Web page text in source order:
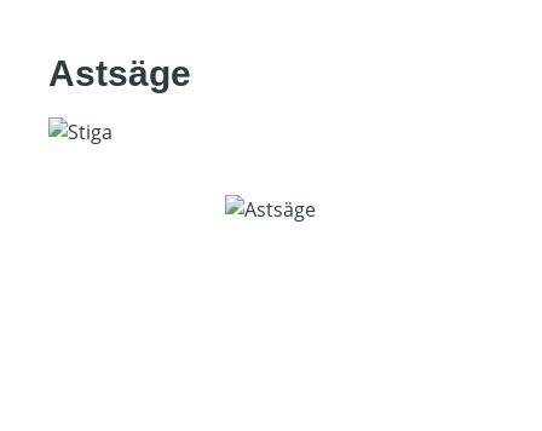
Astsäge
Bildergalerie überspringen